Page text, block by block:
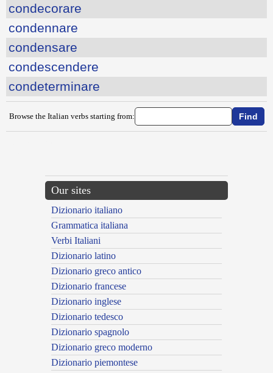
condecorare
condennare
condensare
condescendere
condeterminare
Browse the Italian verbs starting from:
Our sites
Dizionario italiano
Grammatica italiana
Verbi Italiani
Dizionario latino
Dizionario greco antico
Dizionario francese
Dizionario inglese
Dizionario tedesco
Dizionario spagnolo
Dizionario greco moderno
Dizionario piemontese